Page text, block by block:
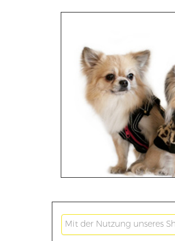
Mit der Nutzung unseres